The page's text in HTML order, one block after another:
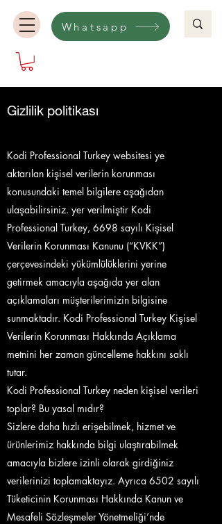
Whatsapp
Gizlilik politikası
Kodi Professional Turkey websitesi ye
aktarılan kişisel verilerin korunması
konusundaki temel bilgilere aşağıdan
ulaşabilirsiniz. yer verilmiştir Kodi
Professional Turkey, 6698 sayılı Kişisel
Verilerin Korunması Kanunu (“KVKK”)
çerçevesindeki yükümlülüklerini yerine
getirmek amacıyla aşağıda yer alan
açıklamaları müşterilerimizin bilgisine
sunmaktadır. Kodi Professional Turkey Kişisel
Verilerin Korunması Hakkında Açıklama
metnini her zaman güncelleme hakkını saklı
tutar.
Kodi Professional Turkey neden kişisel verileri
toplar? Bu yasal mıdır?
Sizlere daha hızlı erişebilmek, hizmet ve
ürünlerimiz hakkında bilgi ulaştırabilmek
amacıyla bizlere izinli olarak girdiğiniz
verilerinizi toplamaktayız. Ayrıca 6502 sayılı
Tüketicinin Korunması Hakkında Kanun ve
Mesafeli Sözleşmeler Yönetmeliği’nde